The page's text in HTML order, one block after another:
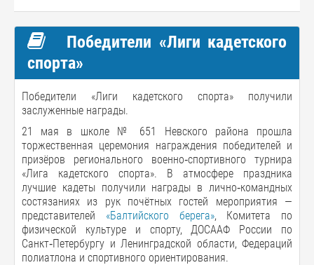
Победители «Лиги кадетского
спорта»
Победители «Лиги кадетского спорта» получили
заслуженные награды.
21 мая в школе № 651 Невского района прошла
торжественная церемония награждения победителей и
призёров регионального военно‑спортивного турнира
«Лига кадетского спорта». В атмосфере праздника
лучшие кадеты получили награды в лично‑командных
состязаниях из рук почётных гостей мероприятия —
представителей «Балтийского берега», Комитета по
физической культуре и спорту, ДОСААФ России по
Санкт‑Петербургу и Ленинградской области, Федераций
полиатлона и спортивного ориентирования.